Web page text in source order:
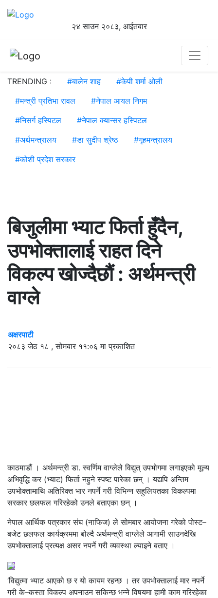
२४ साउन २०८३, आईतबार
TRENDING : #बालेन शाह #केपी शर्मा ओली
#मन्त्री प्रतिभा रावल #नेपाल आयल निगम
#निसर्ग हस्पिटल #नेपाल क्यान्सर हस्पिटल
#अर्थमन्त्रालय #डा सुदीप श्रेष्ठ #गृहमन्त्रालय
#कोशी प्रदेश सरकार
बिजुलीमा भ्याट फिर्ता हुँदैन,
उपभोक्तालाई राहत दिने
विकल्प खोज्दैछौं : अर्थमन्त्री
वाग्ले
अक्षरपाटी
२०८३ जेठ १८ , सोमबार ११:०६ मा प्रकाशित
काठमाडौं । अर्थमन्त्री डा. स्वर्णिम वाग्लेले विद्युत् उपभोगमा लगाइएको मूल्य
अभिवृद्धि कर (भ्याट) फिर्ता नहुने स्पष्ट पारेका छन् । यद्यपि अन्तिम
उपभोक्तामाथि अतिरिक्त भार नपर्ने गरी विभिन्न सहुलियतका विकल्पमा
सरकार छलफल गरिरहेको उनले बताएका छन् ।
नेपाल आर्थिक पत्रकार संघ (नाफिज) ले सोमबार आयोजना गरेको पोस्ट–
बजेट छलफल कार्यक्रममा बोल्दै अर्थमन्त्री वाग्लेले आगामी साउनदेखि
उपभोक्तालाई प्रत्यक्ष असर नपर्ने गरी व्यवस्था ल्याइने बताए ।
‘विद्युत्मा भ्याट आएको छ र यो कायम रहन्छ । तर उपभोक्तालाई मार नपर्ने
गरी के–कस्ता विकल्प अपनाउन सकिन्छ भन्ने विषयमा हामी काम गरिरहेका